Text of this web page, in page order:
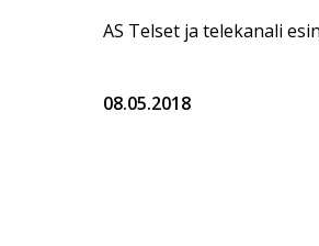
AS Telset ja telekanali
08.05.2018